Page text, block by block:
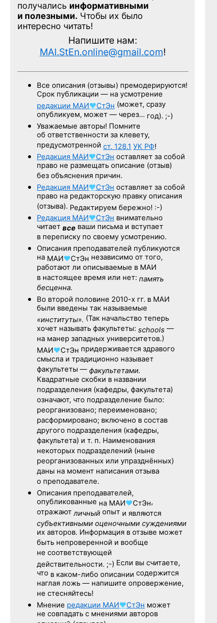
получались информативными
и полезными. Чтобы их было
интересно читать!
Напишите нам:
MAI.StEn.online@gmail.com!
Все описания (отзывы) премодерируются!
Срок публикации — на усмотрение
редакции МАИ♥СтЭн (может, сразу
опубликуем, может — через… год). ;-)
Уважаемые авторы! Помните
об ответственности за клевету,
предусмотренной ст. 128.1 УК РФ!
Редакция МАИ♥СтЭн оставляет за собой
право не размещать описание (отзыв)
без объяснения причин.
Редакция МАИ♥СтЭн оставляет за собой
право на редакторскую правку описания
(отзыва). Редактируем бережно! :-)
Редакция МАИ♥СтЭн внимательно
читает все ваши письма и вступает
в переписку по своему усмотрению.
Описания преподавателей публикуются
на МАИ♥СтЭн независимо от того,
работают ли описываемые в МАИ
в настоящее время или нет: память
бесценна.
Во второй половине 2010-х гг. в МАИ
были введены так называемые
«институты». (Так начальство теперь
хочет называть факультеты: schools —
на манер западных университетов.)
МАИ♥СтЭн придерживается здравого
смысла и традиционно называет
факультеты — факультетами.
Квадратные скобки в названии
подразделения (кафедры, факультета)
означают, что подразделение было:
реорганизовано; переименовано;
расформировано; включено в состав
другого подразделения (кафедры,
факультета) и т. п. Наименования
некоторых подразделений (ныне
реорганизованных или упразднённых)
даны на момент написания отзыва
о преподавателе.
Описания преподавателей,
опубликованные на МАИ♥СтЭн,
отражаютличный опыт и являются
субъективными оценочными суждениями
их авторов. Информация в отзыве может
быть непроверенной и вообще
не соответствующей
действительности. ;-) Если вы считаете,
что в каком-либо описании содержится
наглая ложь — напишите опровержение,
не стесняйтесь!
Мнение редакции МАИ♥СтЭн может
не совпадать с мнениями авторов